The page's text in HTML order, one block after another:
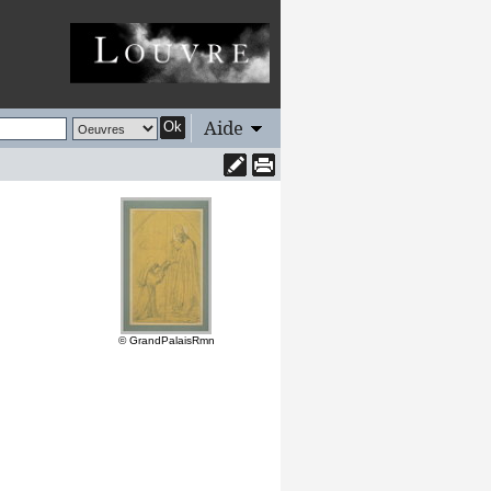
Ok Aide
© GrandPalaisRmn